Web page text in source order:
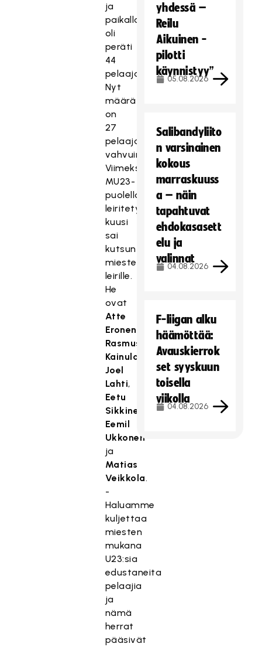
ja
paikalla
oli
peräti
44
pelaajaa.
Nyt
määrä
on
27
pelaajan
vahvuinen.
Viimeksi
MU23-
puolella
leiritetyistä
kuusi
sai
kutsun
miesten
leirille.
He
ovat
Atte
Eronen
Rasmus
Kainulainen,
Joel
Lahti,
Eetu
Sikkinen
Eemil
Ukkonen
ja
Matias
Veikkola.
-
Haluamme
kuljettaa
miesten
mukana
U23:sia
edustaneita
pelaajia
ja
nämä
herrat
pääsivät
yhdessä –
Reilu
Aikuinen -
pilotti
käynnistyy”
05.08.2026
Salibandyliito
n varsinainen
kokous
marraskuuss
a – näin
tapahtuvat
ehdokasasett
elu ja
valinnat
04.08.2026
F-liigan alku
häämöttää:
Avauskierrok
set syyskuun
toisella
viikolla
04.08.2026